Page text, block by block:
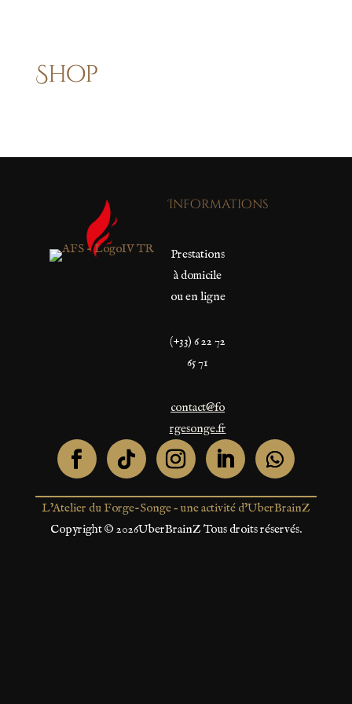
Shop
Informations
Prestations
à domicile
ou en ligne
(+33) 6 22 72
65 71
contact@fo
rgesonge.fr
L’Atelier du Forge-Songe – une activité d’UberBrainZ
Copyright © 2026UberBrainZ Tous droits réservés.